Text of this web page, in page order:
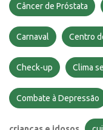
Câncer de Próstata
Carnaval Centro
Check-up Clima
Combate à Depressão